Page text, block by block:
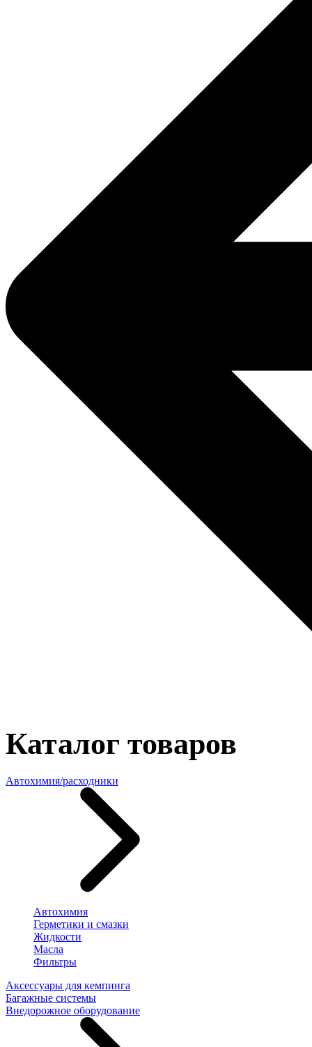
Каталог товаров
Автохимия/расходники
Автохимия
Герметики и смазки
Жидкости
Масла
Фильтры
Аксессуары для кемпинга
Багажные системы
Внедорожное оборудование